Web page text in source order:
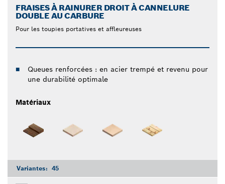
FRAISES À RAINURER DROIT À CANNELURE
DOUBLE AU CARBURE
Pour les toupies portatives et affleureuses
Queues renforcées : en acier trempé et revenu pour
une durabilité optimale
Matériaux
Variantes: 45